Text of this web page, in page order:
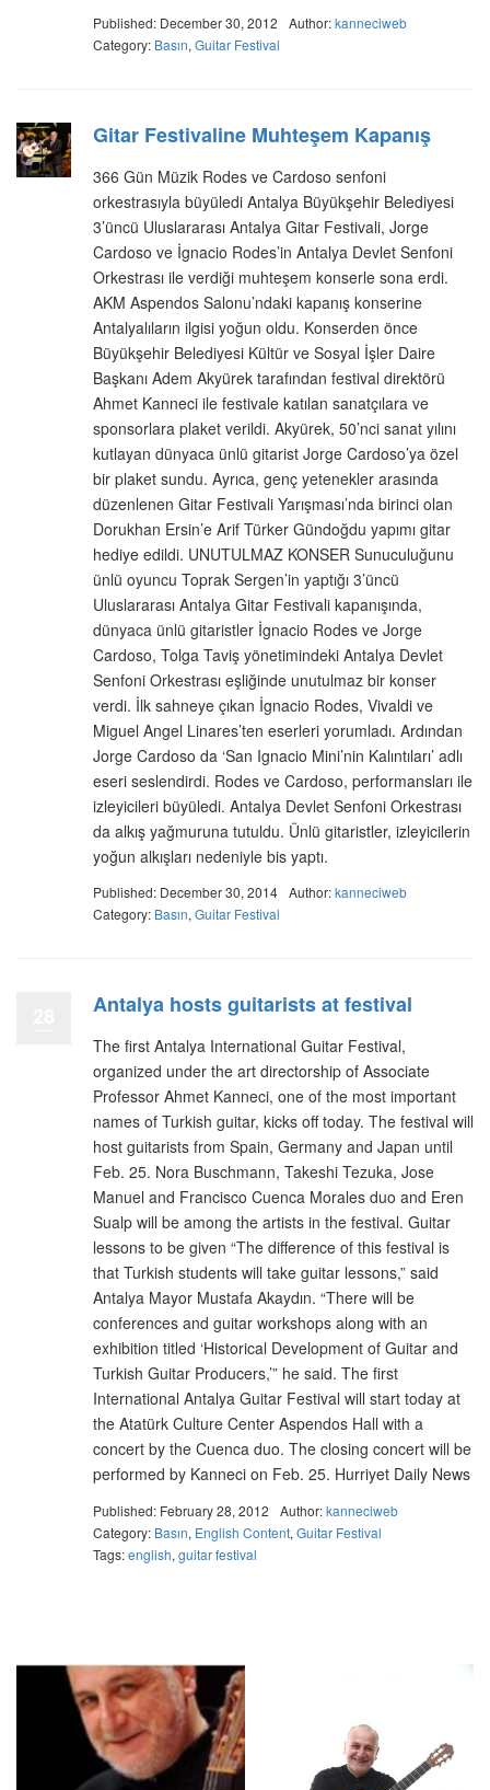
Published: December 30, 2012 Author:kanneciweb
Category: Basın, Guitar Festival
Gitar Festivaline Muhteşem Kapanış
366 Gün Müzik Rodes ve Cardoso senfoni
orkestrasıyla büyüledi Antalya Büyükşehir Belediyesi
3’üncü Uluslararası Antalya Gitar Festivali, Jorge
Cardoso ve İgnacio Rodes’in Antalya Devlet Senfoni
Orkestrası ile verdiği muhteşem konserle sona erdi.
AKM Aspendos Salonu’ndaki kapanış konserine
Antalyalıların ilgisi yoğun oldu. Konserden önce
Büyükşehir Belediyesi Kültür ve Sosyal İşler Daire
Başkanı Adem Akyürek tarafından festival direktörü
Ahmet Kanneci ile festivale katılan sanatçılara ve
sponsorlara plaket verildi. Akyürek, 50’nci sanat yılını
kutlayan dünyaca ünlü gitarist Jorge Cardoso’ya özel
bir plaket sundu. Ayrıca, genç yetenekler arasında
düzenlenen Gitar Festivali Yarışması’nda birinci olan
Dorukhan Ersin’e Arif Türker Gündoğdu yapımı gitar
hediye edildi. UNUTULMAZ KONSER Sunuculuğunu
ünlü oyuncu Toprak Sergen’in yaptığı 3’üncü
Uluslararası Antalya Gitar Festivali kapanışında,
dünyaca ünlü gitaristler İgnacio Rodes ve Jorge
Cardoso, Tolga Taviş yönetimindeki Antalya Devlet
Senfoni Orkestrası eşliğinde unutulmaz bir konser
verdi. İlk sahneye çıkan İgnacio Rodes, Vivaldi ve
Miguel Angel Linares’ten eserleri yorumladı. Ardından
Jorge Cardoso da ‘San Ignacio Mini’nin Kalıntıları’ adlı
eseri seslendirdi. Rodes ve Cardoso, performansları ile
izleyicileri büyüledi. Antalya Devlet Senfoni Orkestrası
da alkış yağmuruna tutuldu. Ünlü gitaristler, izleyicilerin
yoğun alkışları nedeniyle bis yaptı.
Published: December 30, 2014 Author:kanneciweb
Category: Basın, Guitar Festival
Antalya hosts guitarists at festival
The first Antalya International Guitar Festival,
organized under the art directorship of Associate
Professor Ahmet Kanneci, one of the most important
names of Turkish guitar, kicks off today. The festival will
host guitarists from Spain, Germany and Japan until
Feb. 25. Nora Buschmann, Takeshi Tezuka, Jose
Manuel and Francisco Cuenca Morales duo and Eren
Sualp will be among the artists in the festival. Guitar
lessons to be given “The difference of this festival is
that Turkish students will take guitar lessons,” said
Antalya Mayor Mustafa Akaydın. “There will be
conferences and guitar workshops along with an
exhibition titled ‘Historical Development of Guitar and
Turkish Guitar Producers,’” he said. The first
International Antalya Guitar Festival will start today at
the Atatürk Culture Center Aspendos Hall with a
concert by the Cuenca duo. The closing concert will be
performed by Kanneci on Feb. 25. Hurriyet Daily News
Published: February 28, 2012 Author:kanneciweb
Category: Basın, English Content, Guitar Festival
Tags:english, guitar festival